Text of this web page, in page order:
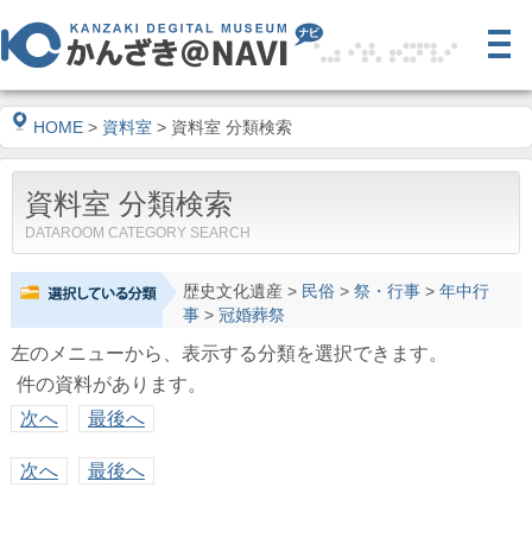
HOME > 資料室 > 資料室 分類検索
資料室 分類検索
DATAROOM CATEGORY SEARCH
歴史文化遺産> 民俗> 祭・行事> 年中行
事> 冠婚葬祭
左のメニューから、表示する分類を選択できます。
件の資料があります。
次へ
最後へ
次へ 最後へ